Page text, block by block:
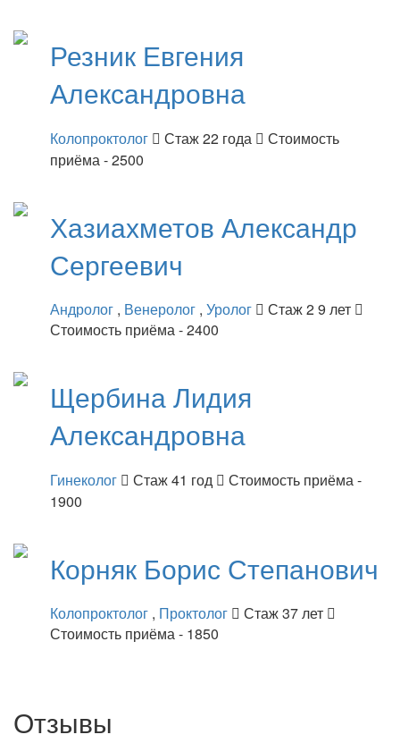
Резник Евгения
Александровна
Колопроктолог Стаж 22 года
Стоимость
приёма - 2500
Хазиахметов Александр
Сергеевич
Андролог , Венеролог , Уролог
Стаж 2 9 лет
Стоимость приёма - 2400
ЩербинаЛидия
Александровна
Гинеколог Стаж 41 год
Стоимость приёма -
1900
Корняк Борис Степанович
Колопроктолог , Проктолог
Стаж 37 лет
Стоимость приёма - 1850
Отзывы